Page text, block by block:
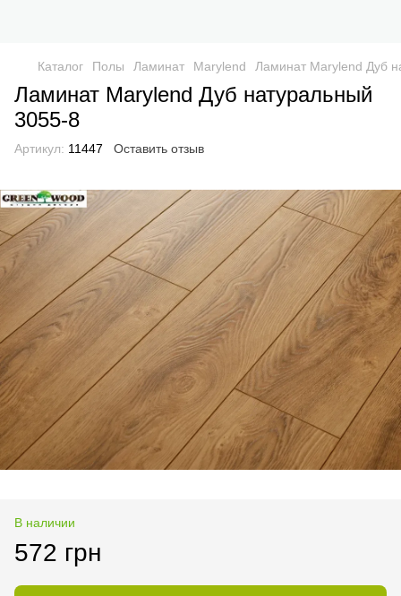
Каталог Полы Ламинат Marylend Ламинат Marylend Дуб
Ламинат Marylend Дуб натуральный
3055-8
Артикул: 11447 Оставить отзыв
В наличии
572 грн